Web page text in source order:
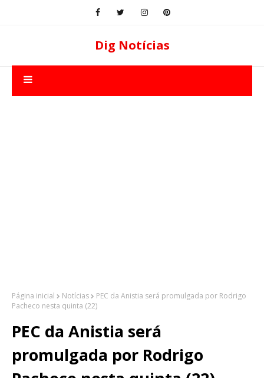
Dig Notícias
Página inicial Notícias
PEC da Anistia será promulgada por Rodrigo
Pacheco nesta quinta (22)
PEC da Anistia será
promulgada por Rodrigo